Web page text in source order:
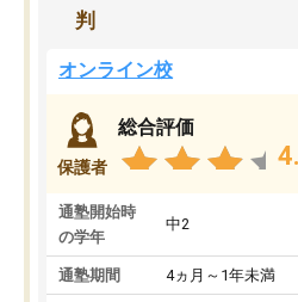
判
オンライン校
保護者
総合評価
通塾開始時
の学年
中2
通塾期間 4ヵ月～1年未満